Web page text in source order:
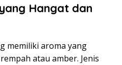
Hangat dan
memiliki aroma yang
atau amber. Jenis